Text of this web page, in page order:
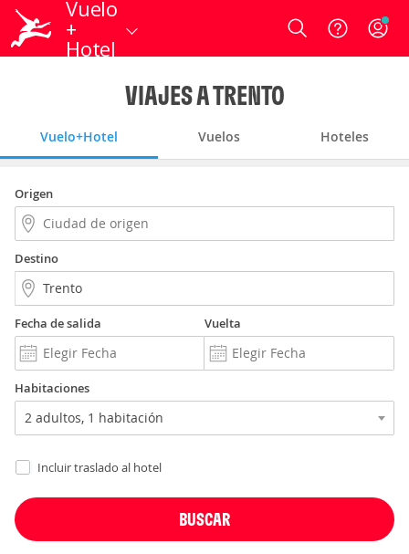
Vuelo
+
Hotel
Login
VIAJES A TRENTO
Vuelo+Hotel Vuelos Hoteles
Origen
Destino
Fecha de salida Vuelta
Habitaciones
Incluir traslado al hotel